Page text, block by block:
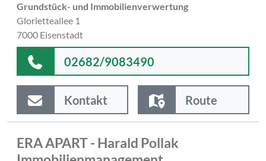
Grundstück- und Immobilienverwertung
Glorietteallee 1
7000 Eisenstadt
02682/9083490
Kontakt Route
ERA APART - Harald Pollak